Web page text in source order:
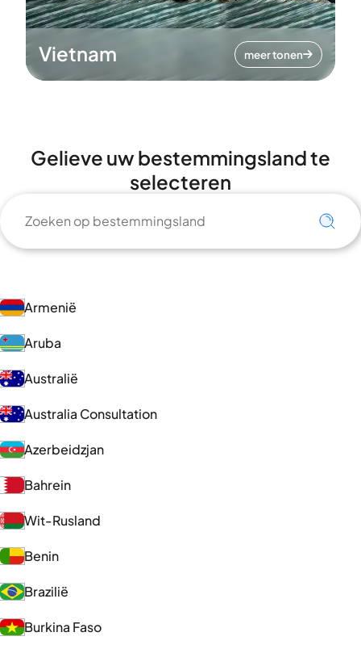
Vietnam meer tonen
Gelieve uw bestemmingsland te
selecteren
Armenië
Aruba
Australië
Australia Consultation
Azerbeidzjan
Bahrein
Wit-Rusland
Benin
Brazilië
Burkina Faso